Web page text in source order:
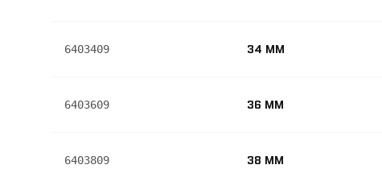
6403409 34 MM
6403609 36 MM
6403809 38 MM